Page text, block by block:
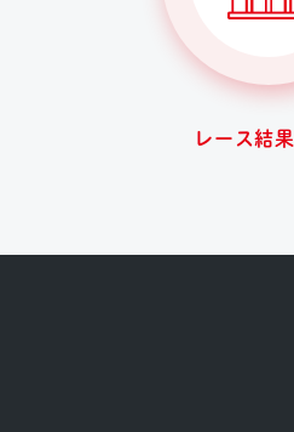
レース結果